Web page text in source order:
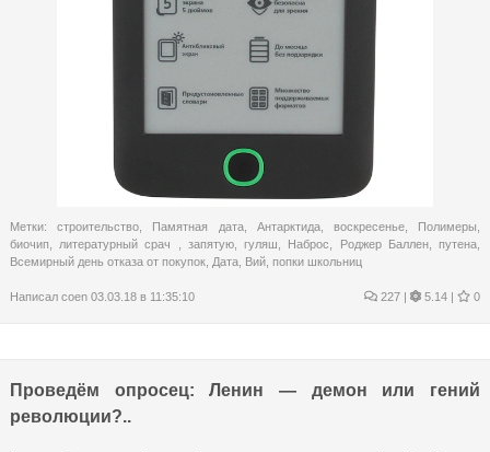
Метки:строительство Памятная дата, Антарктида, воскресенье, Полимеры
биочип
литературный срач запятую,гуляш Наброс Роджер Баллен,путена
Всемирный день отказа от покупок Дата Вий попки школьниц
Написал coen 03.03.18 в 11:35:10 227 | 5.14 | 0
Проведём опросец: Ленин — демон или гений
революции?..